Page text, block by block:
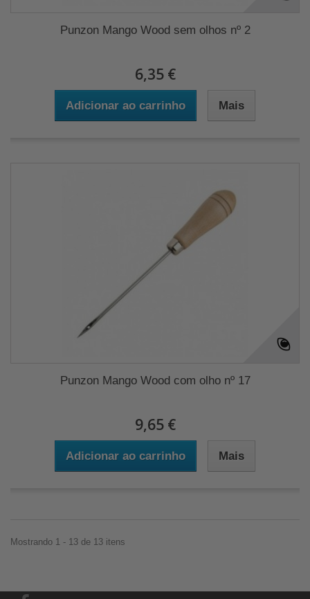
Punzon Mango Wood sem olhos nº 2
6,35 €
Adicionar ao carrinho Mais
Punzon Mango Wood com olho nº 17
9,65 €
Adicionar ao carrinho Mais
Mostrando 1 - 13 de 13 itens